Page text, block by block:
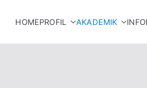
HOMEPROFIL AKADEMIK